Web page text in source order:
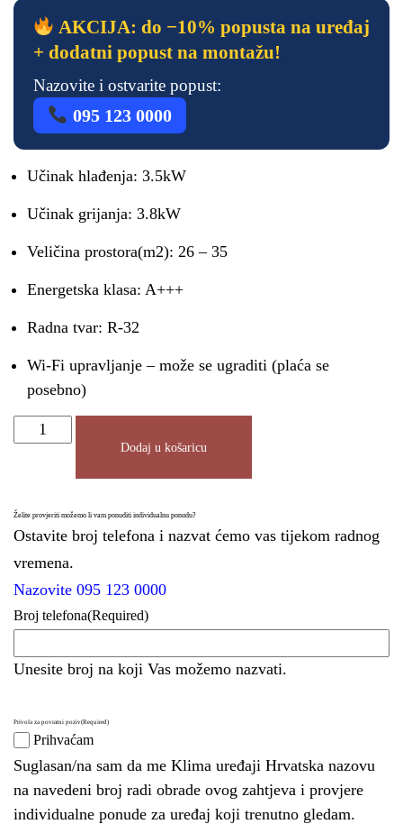
AKCIJA: do −10% popusta na uređaj
+ dodatni popust na montažu!
Nazovite i ostvarite popust:
095 123 0000
Učinak hlađenja: 3.5kW
Učinak grijanja: 3.8kW
Veličina prostora(m2): 26 – 35
Energetska klasa: A+++
Radna tvar: R-32
Wi-Fi upravljanje – može se ugraditi (plaća se
posebno)
Dodaj u košaricu
Želite provjeriti možemo li vam ponuditi individualnu ponudu?
Ostavite broj telefona i nazvat ćemo vas tijekom radnog
vremena.
Nazovite 095 123 0000
Broj telefona(Required)
Unesite broj na koji Vas možemo nazvati.
Privola za povratni poziv(Required)
Prihvaćam
Suglasan/na sam da me Klima uređaji Hrvatska nazovu
na navedeni broj radi obrade ovog zahtjeva i provjere
individualne ponude za uređaj koji trenutno gledam.